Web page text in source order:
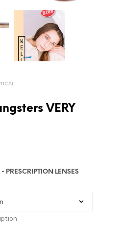
VERY
PRESCRIPTION LENSES